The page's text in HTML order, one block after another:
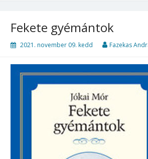
Fekete ​gyémántok
2021. november 09. kedd Fazekas